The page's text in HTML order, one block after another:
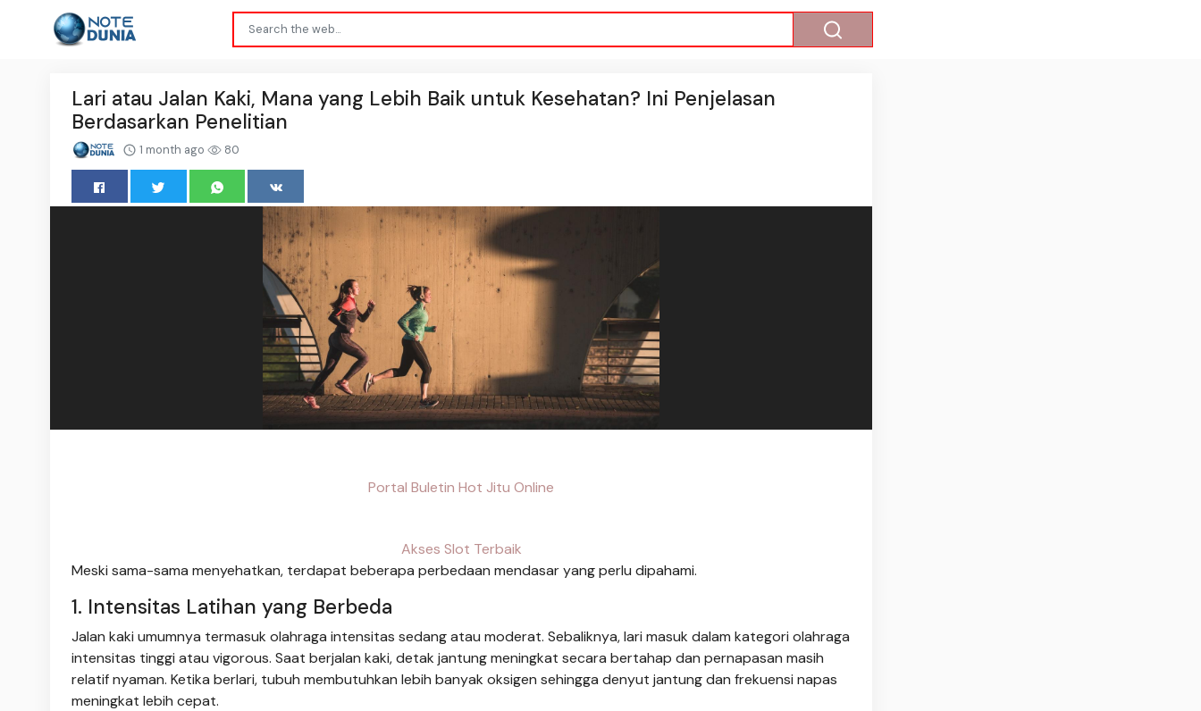
Lari atau Jalan Kaki, Mana yang Lebih Baik untuk Kesehatan? Ini Penjelasan
Berdasarkan Penelitian
1 month ago 80
Portal Buletin Hot Jitu Online
Akses Slot Terbaik
Meski sama-sama menyehatkan, terdapat beberapa perbedaan mendasar yang perlu dipahami.
1. Intensitas Latihan yang Berbeda
Jalan kaki umumnya termasuk olahraga intensitas sedang atau moderat. Sebaliknya, lari masuk dalam kategori olahraga
intensitas tinggi atau vigorous. Saat berjalan kaki, detak jantung meningkat secara bertahap dan pernapasan masih
relatif nyaman. Ketika berlari, tubuh membutuhkan lebih banyak oksigen sehingga denyut jantung dan frekuensi napas
meningkat lebih cepat.